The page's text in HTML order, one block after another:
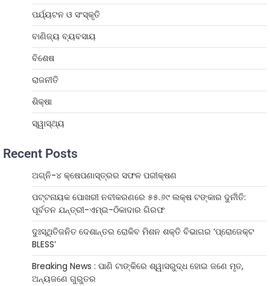
ପର୍ଯ୍ୟଟନ ଓ ସଂସ୍କୃତି
ବାଣିଜ୍ୟ ବ୍ୟବସାୟ
ବିଶେଷ
ରାଜନୀତି
ଶିକ୍ଷା
ସ୍ୱାସ୍ଥ୍ୟ
Recent Posts
ଅଗ୍ନି-୪ କ୍ଷେପଣାସ୍ତ୍ରର ସଫଳ ପରୀକ୍ଷଣ
ପଟ୍ଟନାୟକ ପୋଖରୀ ନବୀକରଣରେ ୫୫.୬୯ ଲକ୍ଷ ଟଙ୍କାର ଦୁର୍ନୀତି:
ପୂର୍ବତନ ଯନ୍ତ୍ରୀ-ଏମ୍‌ଇ-ଠିକାଦାର ଗିରଫ
ଦୁଃସ୍ଥିତିଜନିତ ଦେଶାନ୍ତର ରୋକିବ ମିଶନ ଶକ୍ତି ବିଭାଗର ‘ପ୍ରୋଜେକ୍ଟ
BLESS’
Breaking News : ପାଣି ଟାଙ୍କିରେ ଶ୍ୱାସରୁଦ୍ଧ ହୋଇ ଜଣେ ମୃତ,
ଅନ୍ୟଜଣେ ଗୁରୁତର